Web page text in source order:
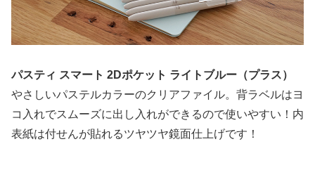
パスティ スマート 2Dポケット ライトブルー（プラス）
やさしいパステルカラーのクリアファイル。背ラベルはヨ
コ入れでスムーズに出し入れができるので使いやすい！内
表紙は付せんが貼れるツヤツヤ鏡面仕上げです！